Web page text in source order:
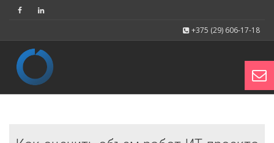
+375 (29) 606-17-18